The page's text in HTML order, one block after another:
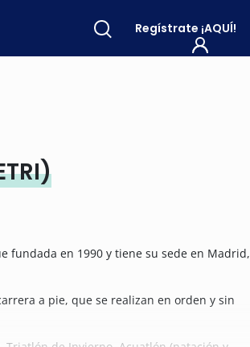
Regístrate ¡AQUÍ!
fundada en 1990 y tiene su sede en Madrid,
a pie, que se realizan en orden y sin